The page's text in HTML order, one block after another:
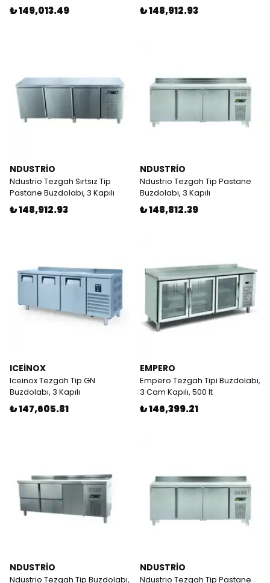
₺ 149,013.49 ₺ 148,912.93
NDUSTRİO
Ndustrio Tezgah Sırtsız Tip
Pastane Buzdolabı, 3 Kapılı
₺ 148,912.93
NDUSTRİO
Ndustrio Tezgah Tip Pastane
Buzdolabı, 3 Kapılı
₺ 148,812.39
ICEİNOX
Iceinox Tezgah Tip GN
Buzdolabı, 3 Kapılı
₺ 147,605.81
EMPERO
Empero Tezgah Tipi Buzdolabı,
3 Cam Kapılı, 500 lt
₺ 146,399.21
NDUSTRİO
Ndustrio Tezgah Tip Buzdolabı,
NDUSTRİO
Ndustrio Tezgah Tip Pastane